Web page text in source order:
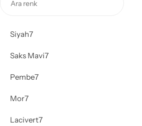
Siyah7
Saks Mavi7
Pembe7
Mor7
Lacivert7